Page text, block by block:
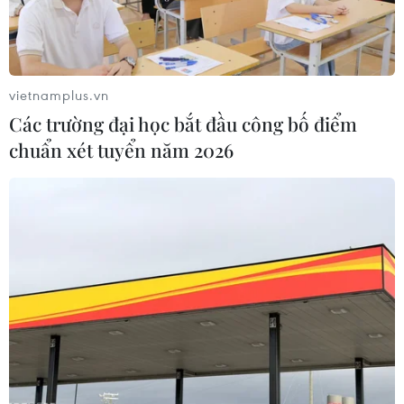
Đà Nẵng ghi nhận 3 trường hợp mắc
COVID-19 biến thể Omicron
11/01/2022 12:50
Ba trường hợp mắc biến thể Omicron là các ca nhập
cảnh vào Đà Nẵng từ Malaysia, có kết quả xét nghiệm
vietnamplus.vn
Các trường đại học bắt đầu công bố điểm
chuẩn xét tuyển năm 2026